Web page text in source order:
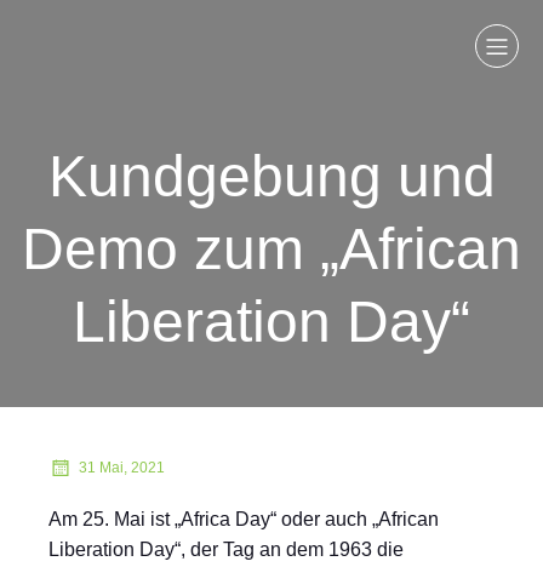
Kundgebung und
Demo zum „African
Liberation Day“
31 Mai, 2021
Am 25. Mai ist „Africa Day“ oder auch „African
Liberation Day“, der Tag an dem 1963 die